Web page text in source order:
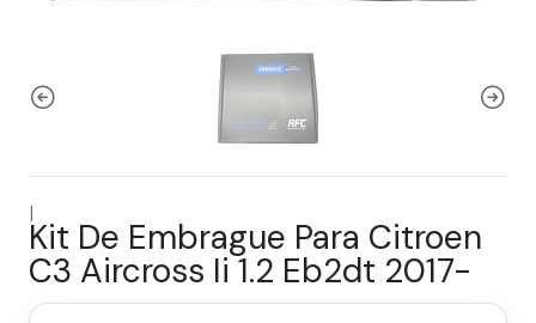
|
Kit De Embrague Para Citroen
C3 Aircross Ii 1.2 Eb2dt 2017-